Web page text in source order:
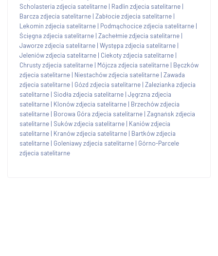
Scholasteria zdjecia satelitarne | Radlin zdjecia satelitarne |
Barcza zdjecia satelitarne | Zabłocie zdjecia satelitarne |
Lekomin zdjecia satelitarne | Podmąchocice zdjecia satelitarne |
Ścięgna zdjecia satelitarne | Zachełmie zdjecia satelitarne |
Jaworze zdjecia satelitarne | Występa zdjecia satelitarne |
Jeleniów zdjecia satelitarne | Ciekoty zdjecia satelitarne |
Chrusty zdjecia satelitarne | Mójcza zdjecia satelitarne | Bęczków
zdjecia satelitarne | Niestachów zdjecia satelitarne | Zawada
zdjecia satelitarne | Gózd zdjecia satelitarne | Zalezianka zdjecia
satelitarne | Siodła zdjecia satelitarne | Jęgrzna zdjecia
satelitarne | Klonów zdjecia satelitarne | Brzechów zdjecia
satelitarne | Borowa Góra zdjecia satelitarne | Zagnańsk zdjecia
satelitarne | Suków zdjecia satelitarne | Kaniów zdjecia
satelitarne | Kranów zdjecia satelitarne | Bartków zdjecia
satelitarne | Goleniawy zdjecia satelitarne | Górno-Parcele
zdjecia satelitarne